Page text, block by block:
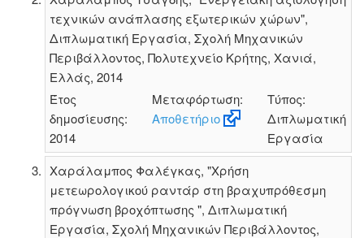
τεχνικών ανάπλασης εξωτερικών χώρων",
Διπλωματική Εργασία, Σχολή Μηχανικών
Περιβάλλοντος, Πολυτεχνείο Κρήτης, Χανιά,
Ελλάς, 2014
Έτος
δημοσίευσης:
2014
Μεταφόρτωση:
Αποθετήριο
Τύπος:
Διπλωματική
Εργασία
Χαράλαμπος Φαλέγκας, "Χρήση
μετεωρολογικού ραντάρ στη βραχυπρόθεσμη
πρόγνωση βροχόπτωσης ", Διπλωματική
Εργασία, Σχολή Μηχανικών Περιβάλλοντος,